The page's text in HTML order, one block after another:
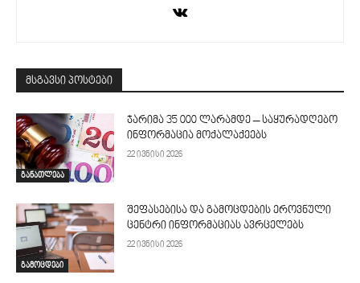
მსგავსი პოსტები
განათლება
ჯარიმა 35 000 ლარამდე – საყურადღებო
ინფორმაცია მოქალაქეებს
22 ივნისი 2026
გამოცდები
შეფასებისა და გამოცდების ეროვნული
ცენტრი ინფორმაციას ავრცელებს
22 ივნისი 2026